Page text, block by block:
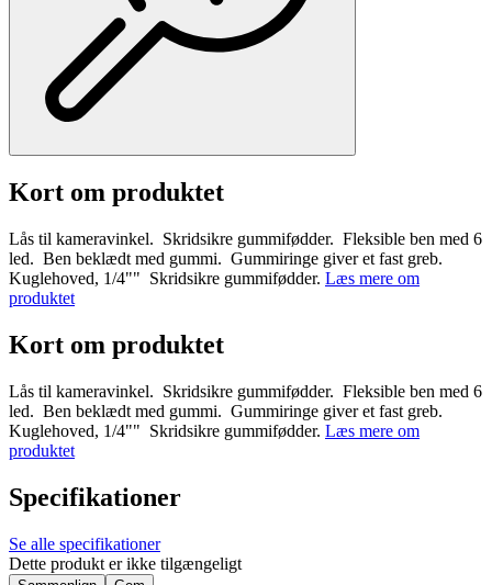
Kort om produktet
Lås til kameravinkel. Skridsikre gummifødder. Fleksible ben med 6
led. Ben beklædt med gummi. Gummiringe giver et fast greb.
Kuglehoved, 1/4"" Skridsikre gummifødder. Læs mere om
produktet
Kort om produktet
Lås til kameravinkel. Skridsikre gummifødder. Fleksible ben med 6
led. Ben beklædt med gummi. Gummiringe giver et fast greb.
Kuglehoved, 1/4"" Skridsikre gummifødder. Læs mere om
produktet
Specifikationer
Se alle specifikationer
Dette produkt er ikke tilgængeligt